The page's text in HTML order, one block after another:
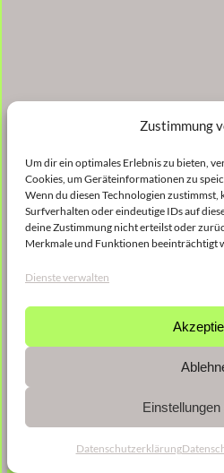
Zustimmung
Um dir ein optimales Erlebnis zu bieten,
Cookies, um Geräteinformationen zu
Wenn du diesen Technologien zustimmst,
Surfverhalten oder eindeutige IDs auf
deine Zustimmung nicht erteilst oder
Merkmale und Funktionen beeinträchtigt
Dienste verwalten
Datenschutzerklärung